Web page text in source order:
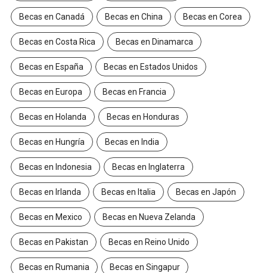
Becas en Canadá Becas en China Becas en Corea
Becas en Costa Rica Becas en Dinamarca
Becas en España Becas en Estados Unidos
Becas en Europa Becas en Francia
Becas en Holanda Becas en Honduras
Becas en Hungría Becas en India
Becas en Indonesia Becas en Inglaterra
Becas en Irlanda Becas en Italia Becas en Japón
Becas en Mexico Becas en Nueva Zelanda
Becas en Pakistan Becas en Reino Unido
Becas en Rumania Becas en Singapur